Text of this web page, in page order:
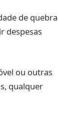
de quebra
despesas
ou outras
qualquer